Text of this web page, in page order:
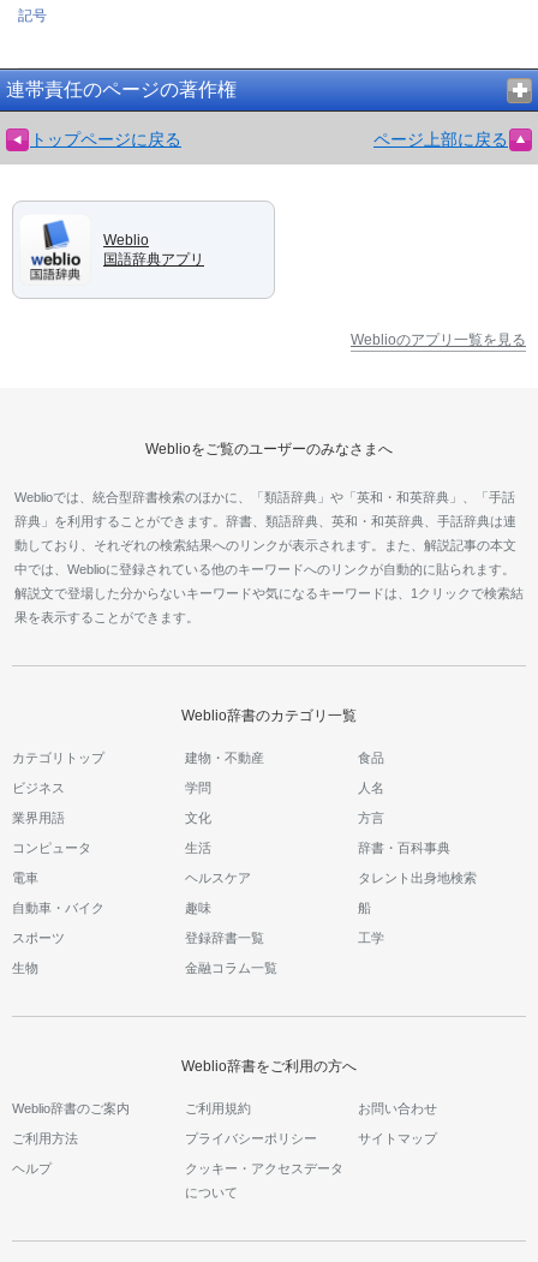
記号
連帯責任のページの著作権
トップページに戻る ページ上部に戻る
Weblio
国語辞典アプリ
Weblioのアプリ一覧を見る
Weblioをご覧のユーザーのみなさまへ
Weblioでは、統合型辞書検索のほかに、「類語辞典」や「英和・和英辞典」、「手話
辞典」を利用することができます。辞書、類語辞典、英和・和英辞典、手話辞典は連
動しており、それぞれの検索結果へのリンクが表示されます。また、解説記事の本文
中では、Weblioに登録されている他のキーワードへのリンクが自動的に貼られます。
解説文で登場した分からないキーワードや気になるキーワードは、1クリックで検索結
果を表示することができます。
Weblio辞書のカテゴリ一覧
カテゴリトップ 建物・不動産 食品
ビジネス 学問 人名
業界用語 文化 方言
コンピュータ 生活 辞書・百科事典
電車 ヘルスケア タレント出身地検索
自動車・バイク 趣味 船
スポーツ 登録辞書一覧 工学
生物 金融コラム一覧
Weblio辞書をご利用の方へ
Weblio辞書のご案内 ご利用規約 お問い合わせ
ご利用方法 プライバシーポリシー サイトマップ
ヘルプ
クッキー・アクセスデータ
について